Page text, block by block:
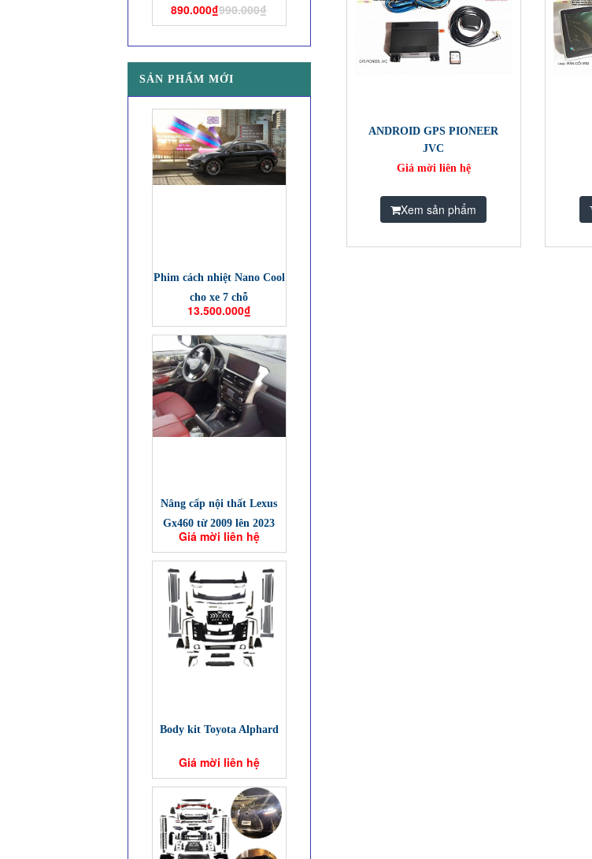
890.000₫990.000₫
SẢN PHẨM MỚI
Phim cách nhiệt Nano Cool
cho xe 7 chỗ
13.500.000₫
Nâng cấp nội thất Lexus
Gx460 từ 2009 lên 2023
Giá mời liên hệ
Body kit Toyota Alphard
Giá mời liên hệ
ANDROID GPS PIONEER
JVC
Giá mời liên hệ
Xem sản phẩm